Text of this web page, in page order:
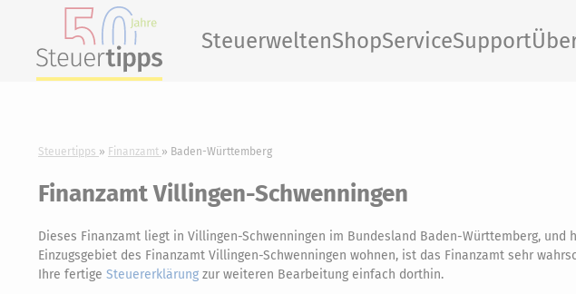
SteuerweltenShopServiceSupport
Steuertipps Finanzamt Baden-Württemberg
Finanzamt Villingen-Schwenningen
Dieses Finanzamt liegt in Villingen-Schwenningen im Bundesland Baden-Württemberg, und
Einzugsgebiet des Finanzamt Villingen-Schwenningen wohnen, ist das Finanzamt sehr
Ihre fertige Steuererklärung zur weiteren Bearbeitung einfach dorthin.